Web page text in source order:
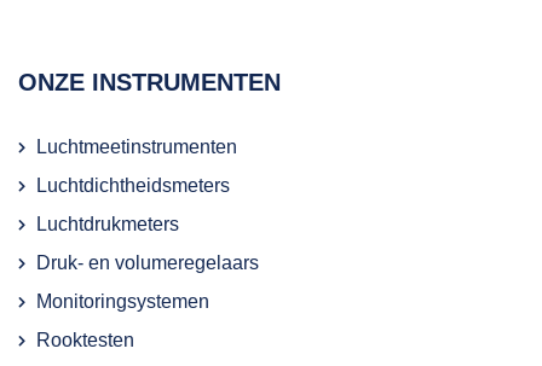
ONZE INSTRUMENTEN
Luchtmeetinstrumenten
Luchtdichtheidsmeters
Luchtdrukmeters
Druk- en volumeregelaars
Monitoringsystemen
Rooktesten